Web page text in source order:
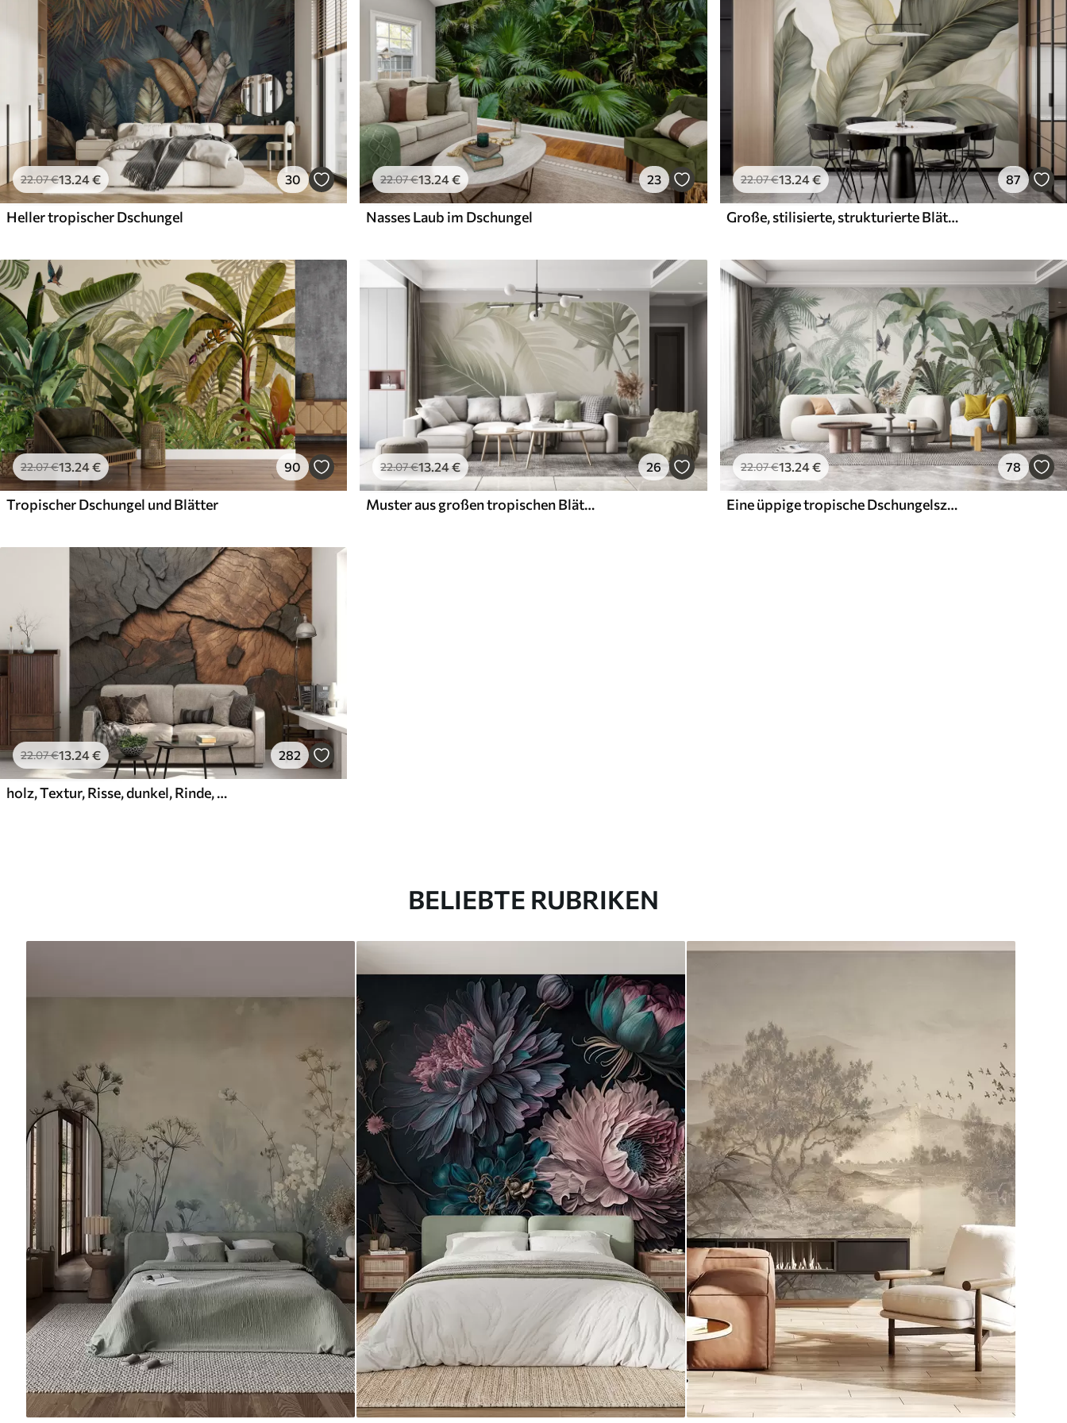
22.07€13 .24€ 30
Heller tropischer Dschungel
22.07€13 .24€ 23
Nasses Laub im Dschungel
22.07€13.24€ 87
Große, stilisierte, strukturierte Blätter mit detaillierten Adern in verschiedenen Grün-, Creme- und Beigetönen
22.07€13.24€ 90
Tropischer Dschungel und Blätter
22.07€13.24€ 26
Muster aus großen tropischen Blättern in sanften Grün- und Beigetönen, mit sanften Farbverläufen und zarten Texturdetails
22.07€13.24€ 78
Eine üppige tropische Dschungelszene mit verschiedenen Palmen, großen Blättern und bunten Blumen im Vordergrund
22.07€13 .24€ 282
holz, Textur, Risse, dunkel, Rinde, Oberfläche
BELIEBTE RUBRIKEN